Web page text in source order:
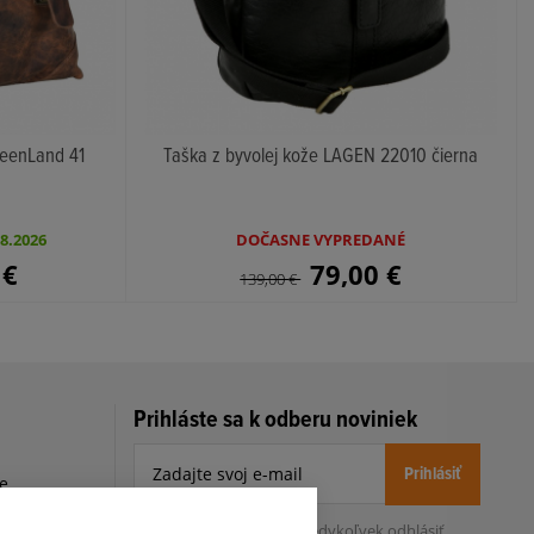
41
€
Taška z byvolej kože LAGEN 22010 čierna
DOČASNE VYPREDANÉ
139,00€ 79,00€
Prihláste sa k odberu noviniek
Prihlásiť